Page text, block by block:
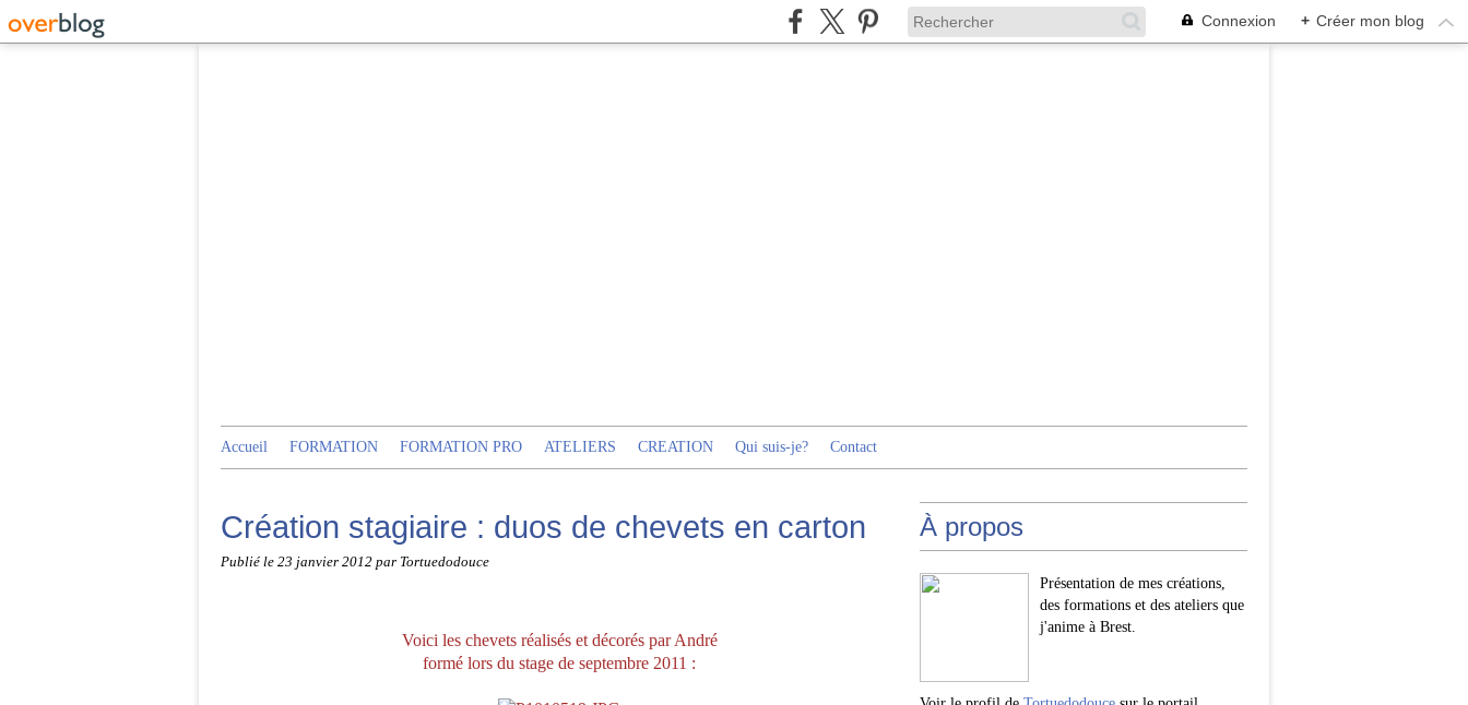
Connexion + Créer mon blog
Accueil FORMATION FORMATION PRO ATELIERS CREATION Qui suis-je? Contact
Création stagiaire : duos de chevets en carton
Publié le 23 janvier 2012 par Tortuedodouce
Voici les chevets réalisés et décorés par André
formé lors du stage de septembre 2011 :
À propos
Présentation de mes créations,
des formations et des ateliers que
j'anime à Brest.